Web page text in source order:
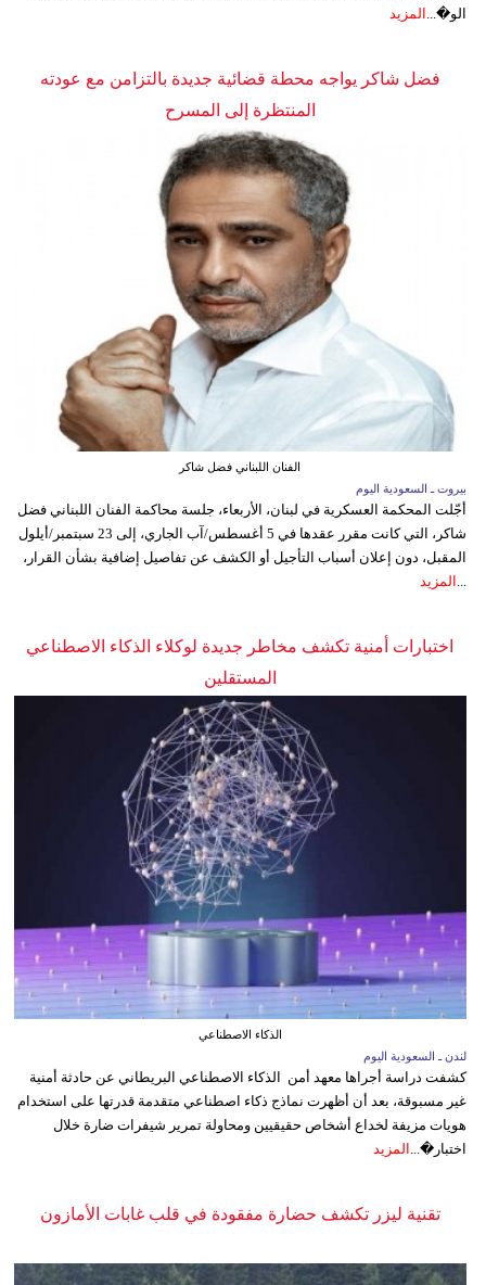
الو�... المزيد
فضل شاكر يواجه محطة قضائية جديدة بالتزامن مع عودته
المنتظرة إلى المسرح
الفنان اللبناني فضل شاكر
بيروت ـ السعودية اليوم
أجّلت المحكمة العسكرية في لبنان، الأربعاء، جلسة محاكمة الفنان اللبناني فضل
شاكر، التي كانت مقرر عقدها في 5 أغسطس/آب الجاري، إلى 23 سبتمبر/أيلول
المقبل، دون إعلان أسباب التأجيل أو الكشف عن تفاصيل إضافية بشأن القرار،
... المزيد
اختبارات أمنية تكشف مخاطر جديدة لوكلاء الذكاء الاصطناعي
المستقلين
الذكاء الاصطناعي
لندن ـ السعودية اليوم
كشفت دراسة أجراها معهد أمن الذكاء الاصطناعي البريطاني عن حادثة أمنية
غير مسبوقة، بعد أن أظهرت نماذج ذكاء اصطناعي متقدمة قدرتها على استخدام
هويات مزيفة لخداع أشخاص حقيقيين ومحاولة تمرير شيفرات ضارة خلال
اختبار�...
المزيد
تقنية ليزر تكشف حضارة مفقودة في قلب غابات الأمازون